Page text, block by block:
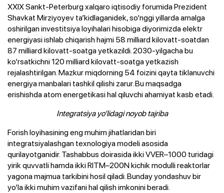
XXIX Sankt-Peterburg xalqaro iqtisodiy forumida Prezident
Shavkat Mirziyoyev ta’kidlaganidek, so‘nggi yillarda amalga
oshirilgan investitsiya loyihalari hisobiga diyorimizda elektr
energiyasi ishlab chiqarish hajmi 58 milliard kilovatt-soatdan
87 milliard kilovatt-soatga yetkazildi. 2030-yilgacha bu
ko‘rsatkichni 120 milliard kilovatt-soatga yetkazish
rejalashtirilgan. Mazkur miqdorning 54 foizini qayta tiklanuvchi
energiya manbalari tashkil qilishi zarur. Bu maqsadga
erishishda atom energetikasi hal qiluvchi ahamiyat kasb etadi.
Integratsiya yo‘lidagi noyob tajriba
Forish loyihasining eng muhim jihatlaridan biri
integratsiyalashgan texnologiya modeli asosida
qurilayotganidir. Tashabbus doirasida ikki VVER–1000 turidagi
yirik quvvatli hamda ikki RITM–200N kichik modulli reaktorlar
yagona majmua tarkibini hosil qiladi. Bunday yondashuv bir
yo‘la ikki muhim vazifani hal qilish imkonini beradi.